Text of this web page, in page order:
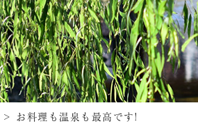
> お料理も温泉も最高です!